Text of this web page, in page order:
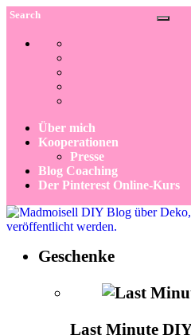
Über mich
Kooperationen
Presse
Blog Coaching
Der Pinterest Online-Kurs
Geschenke
Last Minute